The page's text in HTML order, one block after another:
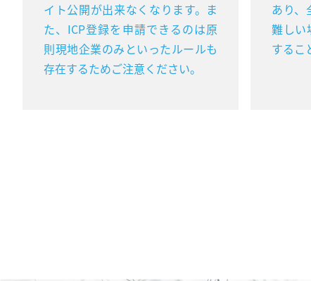
イト公開が出来なくなります。ま
た、ICP登録を申請できるのは原
則現地企業のみといったルールも
存在するためご注意ください。
あり、
難しい
するこ